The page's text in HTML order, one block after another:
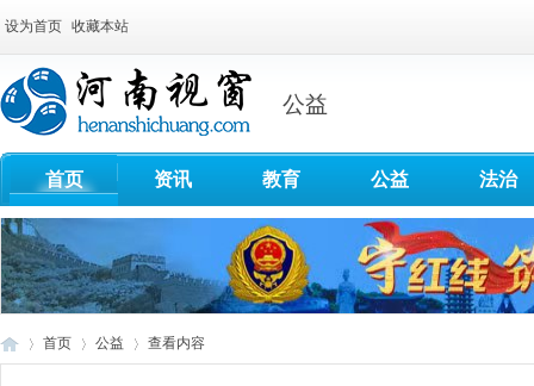
设为首页 收藏本站
公益
首页 资讯 教育 公益 法治
首页 公益 查看内容